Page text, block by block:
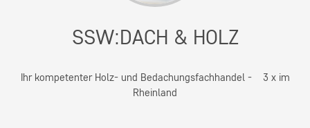
SSW:DACH & HOLZ
Ihr kompetenter Holz- und Bedachungsfachhandel - 3 x im
Rheinland